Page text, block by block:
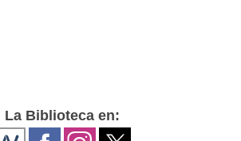
La Biblioteca en: